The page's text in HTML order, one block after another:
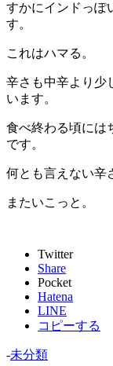
すかにインドっぽ
す。
これはハマる。
辛さも中辛より少
います。
食べ終わる頃には
です。
何とも言えない辛
またいこっと。
Twitter
Share
Pocket
Hatena
LINE
コピーする
-未分類